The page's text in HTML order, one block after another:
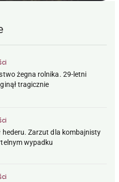
żegna rolnika. 29-letni
tragicznie
hederu. Zarzut dla kombajnisty
wypadku